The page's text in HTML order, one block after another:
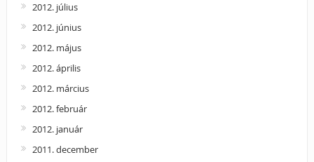
2012. július
2012. június
2012. május
2012. április
2012. március
2012. február
2012. január
2011. december